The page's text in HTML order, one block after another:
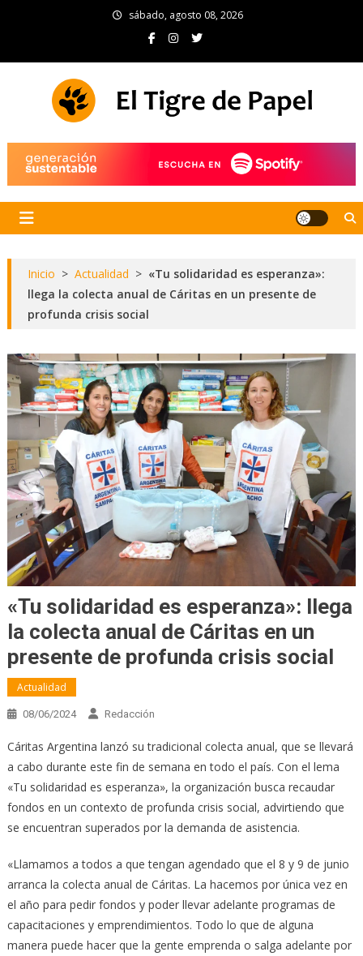
sábado, agosto 08, 2026
Inicio > Actualidad > «Tu solidaridad es esperanza»:
llega la colecta anual de Cáritas en un presente de
profunda crisis social
«Tu solidaridad es esperanza»: llega
la colecta anual de Cáritas en un
presente de profunda crisis social
Actualidad
08/06/2024 Redacción
Cáritas Argentina lanzó su tradicional colecta anual, que se llevará
a cabo durante este fin de semana en todo el país. Con el lema
«Tu solidaridad es esperanza», la organización busca recaudar
fondos en un contexto de profunda crisis social, advirtiendo que
se encuentran superados por la demanda de asistencia.
«Llamamos a todos a que tengan agendado que el 8 y 9 de junio
arranca la colecta anual de Cáritas. La hacemos por única vez en
el año para pedir fondos y poder llevar adelante programas de
capacitaciones y emprendimientos. Todo lo que de alguna
manera puede hacer que la gente emprenda o salga adelante por